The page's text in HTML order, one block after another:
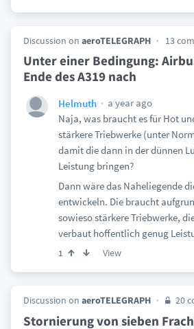
Discussion on aeroTELEGRAPH 13
Unter einer Bedingung:
Ende des A319 nach
Helmuth
a year ago
Naja, was braucht es für Hot
stärkere Triebwerke (unter
damit die dann in der dünnen
Leistung bringen?
Dann wäre das Naheliegende
entwickeln. Die braucht
sowieso stärkere Triebwerke,
verbaut hoffentlich genug
1 View
Discussion on aeroTELEGRAPH 20
Stornierung von sieben